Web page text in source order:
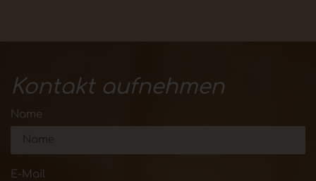
Kontakt aufnehmen
Name
E-Mail